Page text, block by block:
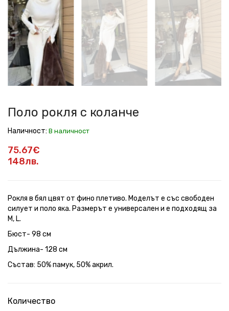
рокля
с
коланче
рокля
с
коланче
рокля
с
коланче
рокля
с
коланче
рокля
с
коланче
рокля
с
коланче
Поло рокля с коланче
Наличност: В наличност
75.67€
148лв.
Рокля в бял цвят от фино плетиво. Моделът е със свободен
силует и поло яка. Размерът е универсален и е подходящ за
M, L.
Бюст- 98 см
Дължина- 128 см
Състав: 50% памук, 50% акрил.
Количество